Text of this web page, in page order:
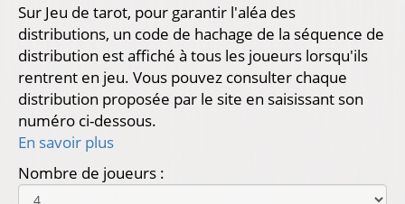
Sur Jeu de tarot, pour garantir l'aléa des
distributions, un code de hachage de la séquence de
distribution est affiché à tous les joueurs lorsqu'ils
rentrent en jeu. Vous pouvez consulter chaque
distribution proposée par le site en saisissant son
numéro ci-dessous.
En savoir plus
Nombre de joueurs :